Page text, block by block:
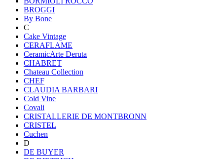
BROGGI
By Bone
C
Cake Vintage
CERAFLAME
CeramicArte Deruta
CHABRET
Chateau Collection
CHEF
CLAUDIA BARBARI
Cold Vine
Covali
CRISTALLERIE DE MONTBRONN
CRISTEL
Cuchen
D
DE BUYER